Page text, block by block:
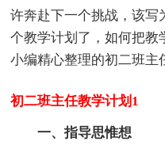
许奔赴下一个挑战，该写
个教学计划了，如何把教
小编精心整理的初二班主
初二班主任教学计划1
一、指导思惟想